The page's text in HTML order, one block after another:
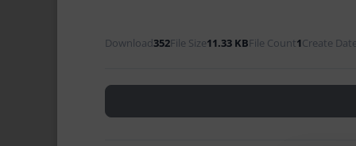
Download352File Size11.33 KBFile Count1Create Date